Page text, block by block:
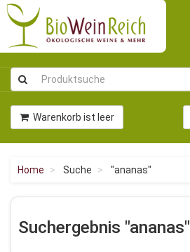
Warenkorb ist leer
Home Suche "ananas"
Suchergebnis "ananas"